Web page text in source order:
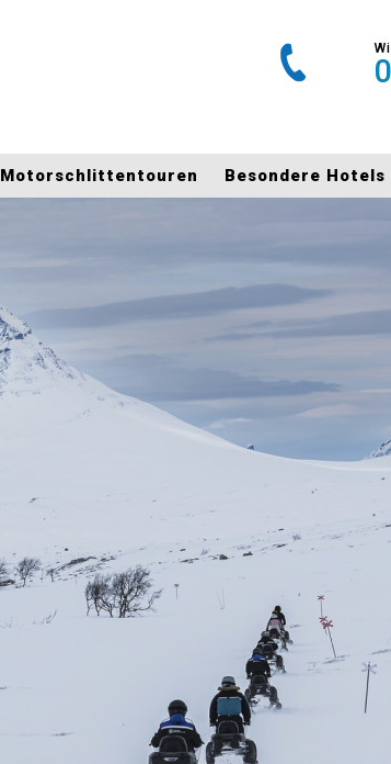
Motorschlittentouren Besondere Hotels